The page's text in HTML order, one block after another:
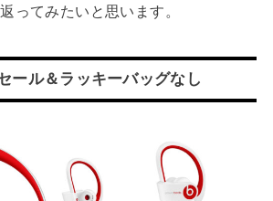
ってみたいと思います。
ール＆ラッキーバッグなし